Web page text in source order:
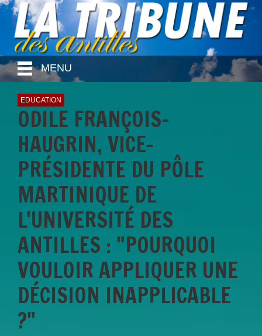
MENU
EDUCATION
ODILE FRANÇOIS-
HAUGRIN, VICE-
PRÉSIDENTE DU PÔLE
MARTINIQUE DE
L'UNIVERSITÉ DES
ANTILLES : "POURQUOI
VOULOIR APPLIQUER UNE
DÉCISION INAPPLICABLE
?"